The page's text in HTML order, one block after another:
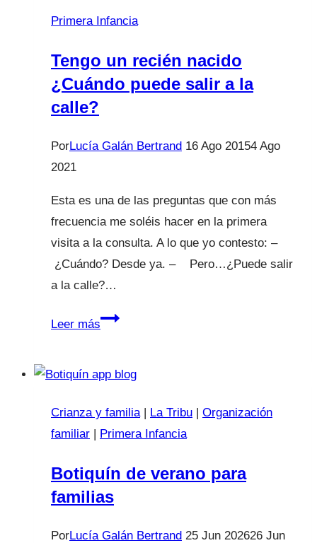
Primera Infancia
Tengo un recién nacido
¿Cuándo puede salir a la
calle?
PorLucía Galán Bertrand 16 Ago 20154 Ago
2021
Esta es una de las preguntas que con más
frecuencia me soléis hacer en la primera
visita a la consulta. A lo que yo contesto: –
¿Cuándo? Desde ya. – Pero…¿Puede salir
a la calle?…
Leer másTengo
nacido
calle?
Crianza y familia| La Tribu | Organización
familiar | Primera Infancia
Botiquín de verano para
familias
PorLucía Galán Bertrand 25 Jun 202626 Jun